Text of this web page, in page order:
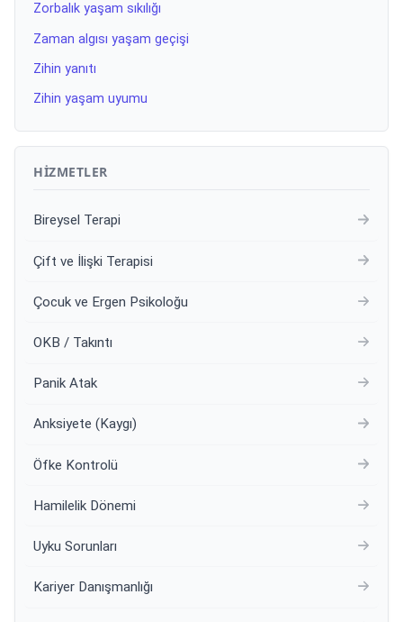
Zorbalık yaşam sıkılığı
Zaman algısı yaşam geçişi
Zihin yanıtı
Zihin yaşam uyumu
HIZMETLER
Bireysel Terapi
Çift ve İlişki Terapisi
Çocuk ve Ergen Psikoloğu
OKB / Takıntı
Panik Atak
Anksiyete (Kaygı)
Öfke Kontrolü
Hamilelik Dönemi
Uyku Sorunları
Kariyer Danışmanlığı